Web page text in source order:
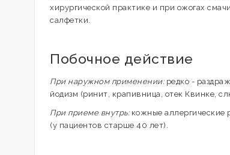
хирургической практике и при ожогах
салфетки.
Побочное действие
При наружном применении:редко -
йодизм (ринит, крапивница, отек Квинке,
При приеме внутрь:кожные аллергические
(у пациентов старше 40 лет).